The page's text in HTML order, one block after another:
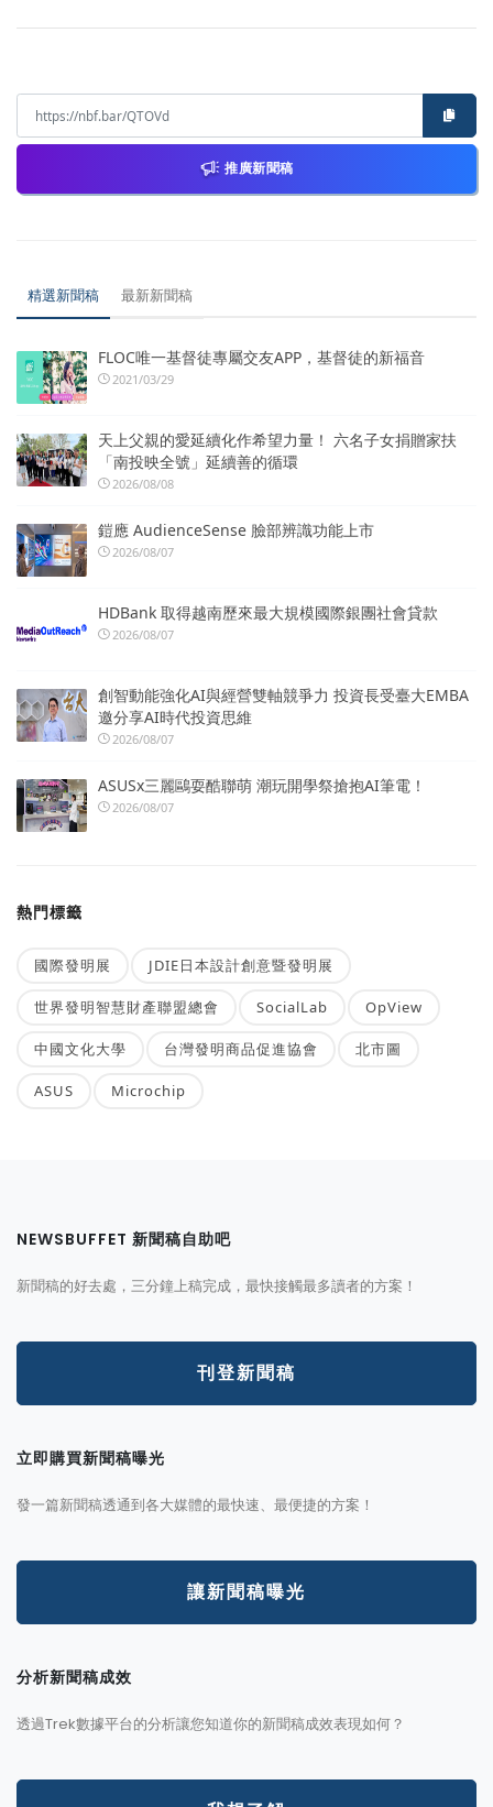
推廣新聞稿
精選新聞稿 最新新聞稿
FLOC唯一基督徒專屬交友APP，基督徒的新福音
2021/03/29
天上父親的愛延續化作希望力量！ 六名子女捐贈家扶
「南投映全號」延續善的循環
2026/08/08
鎧應 AudienceSense 臉部辨識功能上市
2026/08/07
HDBank 取得越南歷來最大規模國際銀團社會貸款
2026/08/07
創智動能強化AI與經營雙軸競爭力 投資長受臺大EMBA
邀分享AI時代投資思維
2026/08/07
ASUSx三麗鷗耍酷聯萌 潮玩開學祭搶抱AI筆電！
2026/08/07
熱門標籤
國際發明展 JDIE日本設計創意暨發明展
世界發明智慧財產聯盟總會 SocialLab OpView
中國文化大學 台灣發明商品促進協會 北市圖
ASUS Microchip
NEWSBUFFET 新聞稿自助吧
新聞稿的好去處，三分鐘上稿完成，最快接觸最多讀者的方案！
刊登新聞稿
立即購買新聞稿曝光
發一篇新聞稿透通到各大媒體的最快速、最便捷的方案！
讓新聞稿曝光
分析新聞稿成效
透過Trek數據平台的分析讓您知道你的新聞稿成效表現如何？